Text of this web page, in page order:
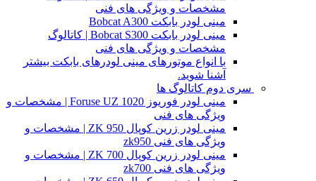
مشخصات و ویژگی های فنی
مینی لودر بابکت Bobcat A300
مینی لودر بابکت Bobcat S300 | کاتالوگ
مشخصات و ویژگی های فنی
با انواع موتورهای مینی لودرهای بابکت بیشتر
آشنا شوید.
سری دوم کاتالوگ ها
مینی لودر فوریوز Foruse UZ 1020 | مشخصات و
ویژگی های فنی
مینی لودر زرین کوپال ZK 950 | مشخصات و
ویژگی های فنی zk950
مینی لودر زرین کوپال ZK 700 | مشخصات و
ویژگی های فنی zk700